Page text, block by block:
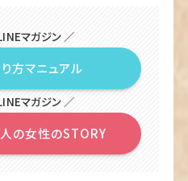
マガジン ／
方マニュアル
マガジン ／
の女性のSTORY